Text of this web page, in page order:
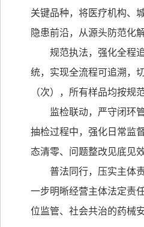
关键品种，将医疗机构、
隐患前沿，从源头防范化
规范执法，强化全程
统，实现全流程可追溯，
（次），所有样品均按规
监检联动，严守闭环
抽检过程中，强化日常监
态清零、问题整改见底见效
普法同行，压实主体
一步明晰经营主体法定责
位监管、社会共治的药械